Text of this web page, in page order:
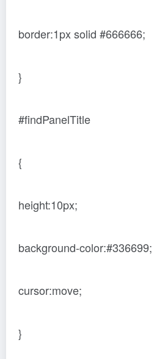
border:1px solid #666666;
}
#findPanelTitle
{
height:10px;
background-color:#336699;
cursor:move;
}